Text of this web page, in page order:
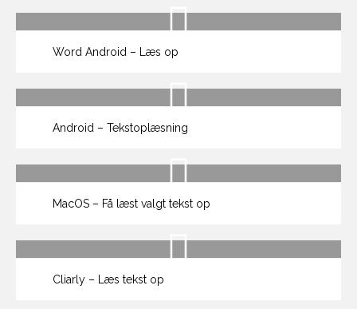
Word Android – Læs op
Android – Tekstoplæsning
MacOS – Få læst valgt tekst op
Cliarly – Læs tekst op